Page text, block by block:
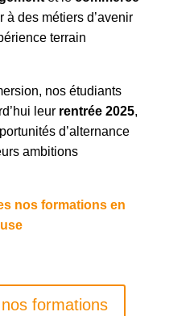
à des métiers d’avenir
terrain
nos étudiants
leur rentrée 2025,
d’alternance
ambitions
nos formations en
formations